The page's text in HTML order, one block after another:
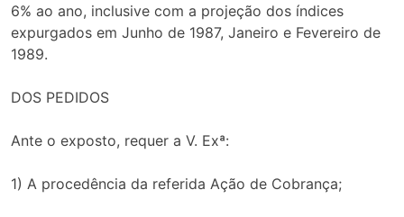
6% ao ano, inclusive com a projeção dos índices
expurgados em Junho de 1987, Janeiro e Fevereiro de
1989.
DOS PEDIDOS
Ante o exposto, requer a V. Exª:
1) A procedência da referida Ação de Cobrança;